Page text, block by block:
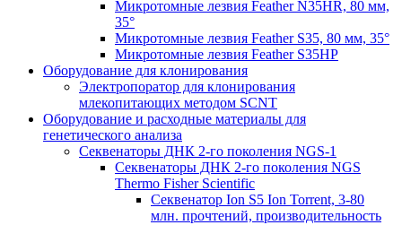
Микротомные лезвия Feather N35HR, 80 мм,
35°
Микротомные лезвия Feather S35, 80 мм, 35°
Микротомные лезвия Feather S35HP
Оборудование для клонирования
Электропоратор для клонирования
млекопитающих методом SCNT
Оборудование и расходные материалы для
генетического анализа
Секвенаторы ДНК 2-го поколения NGS-1
Секвенаторы ДНК 2-го поколения NGS
Thermo Fisher Scientific
Секвенатор Ion S5 Ion Torrent, 3-80
млн. прочтений, производительность